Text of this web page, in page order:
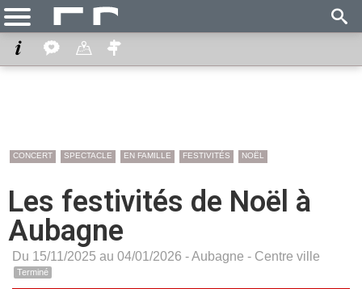
CONCERT SPECTACLE EN FAMILLE FESTIVITÉS NOËL
Les festivités de Noël à
Aubagne
Du 15/11/2025 au 04/01/2026 -Aubagne - Centre ville
Terminé